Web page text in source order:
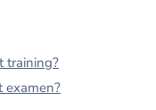
training?
examen?